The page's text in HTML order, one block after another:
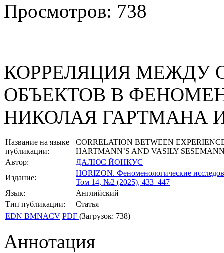
Просмотров: 738
КОРРЕЛЯЦИЯ МЕЖДУ
ОБЪЕКТОВ В
НИКОЛАЯ ГАРТМАНА
Название на языке
публикации:
CORRELATION BETWEEN
HARTMANN’S AND VASILY
Автор:
ДАЛЮС ЙОНКУС
Издание:
HORIZON. Феноменологические
Том 14, №2 (2025), 433–447
Язык:
Английский
Тип публикации:
Статья
EDN BMNACV PDF (Загрузок: 738)
Аннотация